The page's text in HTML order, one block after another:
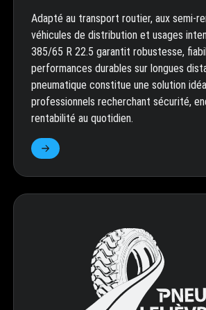
Adapté au transport routier, aux semi-
véhicules de distribution et usages
385/65 R 22.5 garantit robustesse,
performances durables sur longues
pneumatique constitue une solution
professionnels recherchant sécurité,
rentabilité au quotidien.